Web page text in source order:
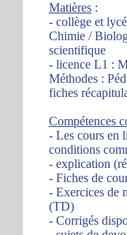
Matières :
- collège et
Chimie /
scientifique
- licence L1 :
Méthodes :
fiches
Compétences
- Les cours en
conditions
- explication
- Fiches de
- Exercices de
(TD)
- Corrigés